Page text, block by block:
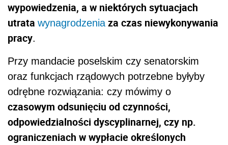
wypowiedzenia, a w niektórych sytuacjach
utrata wynagrodzeniaza czas niewykonywania
pracy.
Przy mandacie poselskim czy senatorskim
oraz funkcjach rządowych potrzebne byłyby
odrębne rozwiązania: czy mówimy o
czasowym odsunięciu od czynności,
odpowiedzialności dyscyplinarnej, czy np.
ograniczeniach w wypłacie określonych